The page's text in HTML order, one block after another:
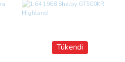
Tükendi